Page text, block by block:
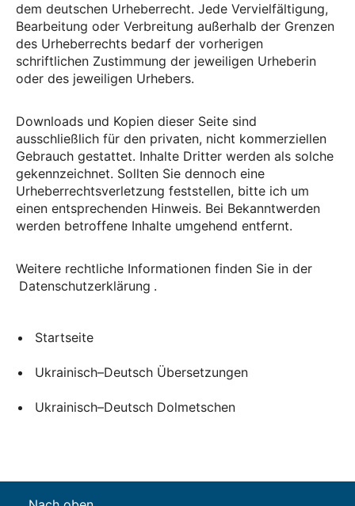
dem deutschen Urheberrecht. Jede Vervielfältigung,
Bearbeitung oder Verbreitung außerhalb der Grenzen
des Urheberrechts bedarf der vorherigen
schriftlichen Zustimmung der jeweiligen Urheberin
oder des jeweiligen Urhebers.
Downloads und Kopien dieser Seite sind
ausschließlich für den privaten, nicht kommerziellen
Gebrauch gestattet. Inhalte Dritter werden als solche
gekennzeichnet. Sollten Sie dennoch eine
Urheberrechtsverletzung feststellen, bitte ich um
einen entsprechenden Hinweis. Bei Bekanntwerden
werden betroffene Inhalte umgehend entfernt.
Weitere rechtliche Informationen finden Sie in der
Datenschutzerklärung .
Startseite
Ukrainisch–Deutsch Übersetzungen
Ukrainisch–Deutsch Dolmetschen